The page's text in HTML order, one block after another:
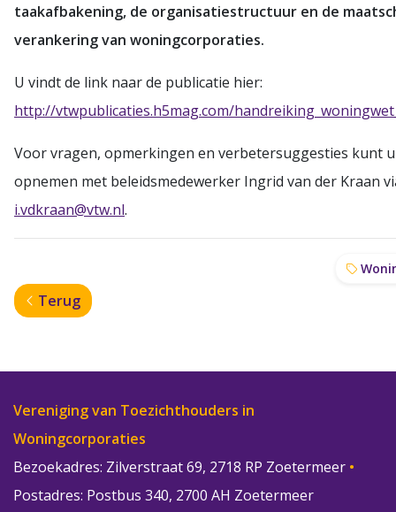
taakafbakening, de organisatiestructuur en de
verankering van woningcorporaties.
U vindt de link naar de publicatie hier:
http://vtwpublicaties.h5mag.com/
Voor vragen, opmerkingen en verbetersuggesties kunt
opnemen met beleidsmedewerker Ingrid van der Kraan
i.vdkraan@vtw.nl.
Terug
Vereniging van Toezichthouders in
Woningcorporaties
Bezoekadres: Zilverstraat 69, 2718 RP Zoetermeer •
Postadres: Postbus 340, 2700 AH Zoetermeer